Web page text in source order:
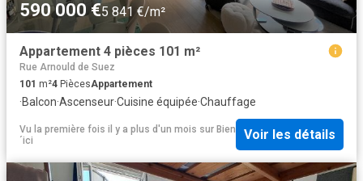
590 000 €5 841 €/m²
Appartement 4 pièces 101 m²
Rue Arnould de Suez
101 m²4 PiècesAppartement
·Balcon·Ascenseur·Cuisine équipée·Chauffage
Vu la première fois il y a plus d'un mois sur Bien
´ici
Voir les détails